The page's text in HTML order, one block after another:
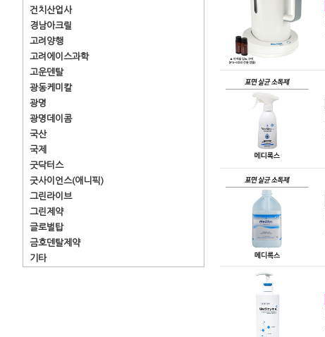
건치산업사
경남아크릴
고려양행
고려에이스과학
고운덴탈
광동케미칼
광명
광명데이콤
국산
국제
굿닥터스
굿사이언스(애니픽)
그린라이브
그린제약
글로벌탑
금호덴탈제약
기타